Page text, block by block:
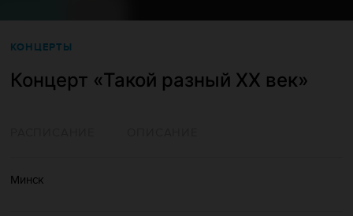
КОНЦЕРТЫ
Концерт «‎Такой разный ХХ век»‎
Минск